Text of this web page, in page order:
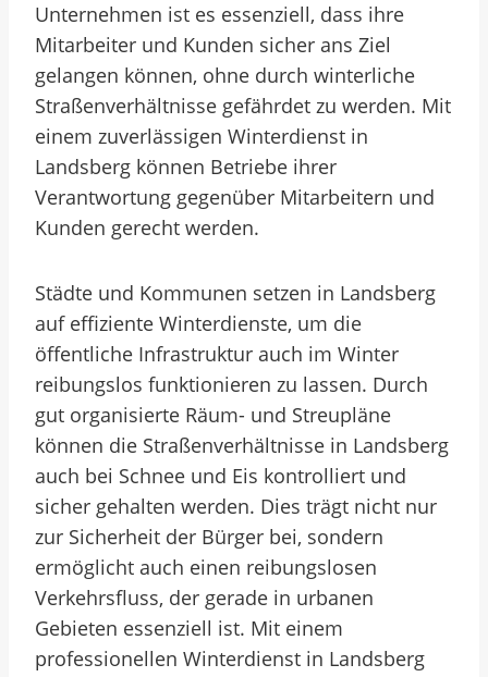
Unternehmen ist es essenziell, dass ihre
Mitarbeiter und Kunden sicher ans Ziel
gelangen können, ohne durch winterliche
Straßenverhältnisse gefährdet zu werden. Mit
einem zuverlässigen Winterdienst in
Landsberg können Betriebe ihrer
Verantwortung gegenüber Mitarbeitern und
Kunden gerecht werden.
Städte und Kommunen setzen in Landsberg
auf effiziente Winterdienste, um die
öffentliche Infrastruktur auch im Winter
reibungslos funktionieren zu lassen. Durch
gut organisierte Räum- und Streupläne
können die Straßenverhältnisse in Landsberg
auch bei Schnee und Eis kontrolliert und
sicher gehalten werden. Dies trägt nicht nur
zur Sicherheit der Bürger bei, sondern
ermöglicht auch einen reibungslosen
Verkehrsfluss, der gerade in urbanen
Gebieten essenziell ist. Mit einem
professionellen Winterdienst in Landsberg